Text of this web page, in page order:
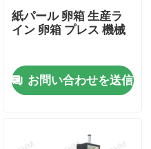
紙パール 卵箱 生産ラ
イン 卵箱 プレス 機械
お問い合わせを送信